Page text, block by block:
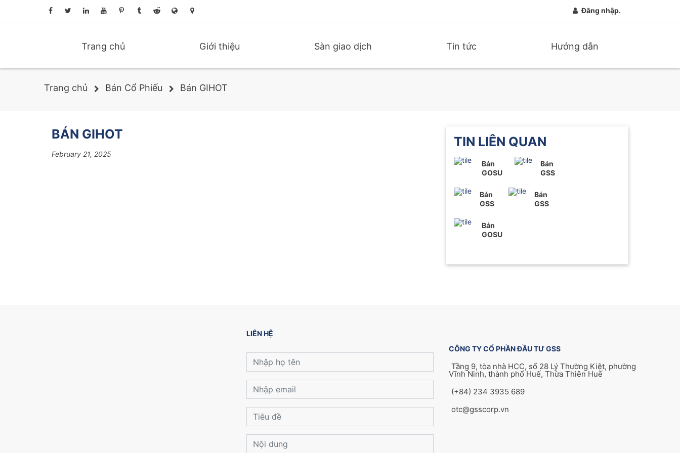
Đăng nhập.
Trang chủ Giới thiệu Sàn giao dịch Tin tức Hướng dẫn
Trang chủ Bán Cổ Phiếu Bán GIHOT
BÁN GIHOT
February 21, 2025
TIN LIÊN QUAN
Bán
GOSU
Bán
GSS
Bán
GSS
Bán
GSS
Bán
GOSU
LIÊN HỆ
CÔNG TY CỔ PHẦN ĐẦU TƯ GSS
Tầng 9, tòa nhà HCC, số 28 Lý Thường Kiệt, phường
Vĩnh Ninh, thành phố Huế, Thừa Thiên Huế
(+84) 234 3935 689
otc@gsscorp.vn